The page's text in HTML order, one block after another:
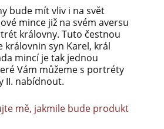
bude mít vliv i na svět
mince již na svém aversu
královny. Tuto čestnou
královnin syn Karel, král
mincí je tak jednou
Vám můžeme s portréty
II. nabídnout.
mě, jakmile bude produkt